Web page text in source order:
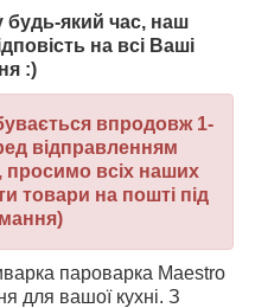
будь-який час, наш
на всі Ваші
:)
впродовж 1-
відправленням
просимо всіх наших
товари на пошті під
пароварка Maestro
для вашої кухні. З